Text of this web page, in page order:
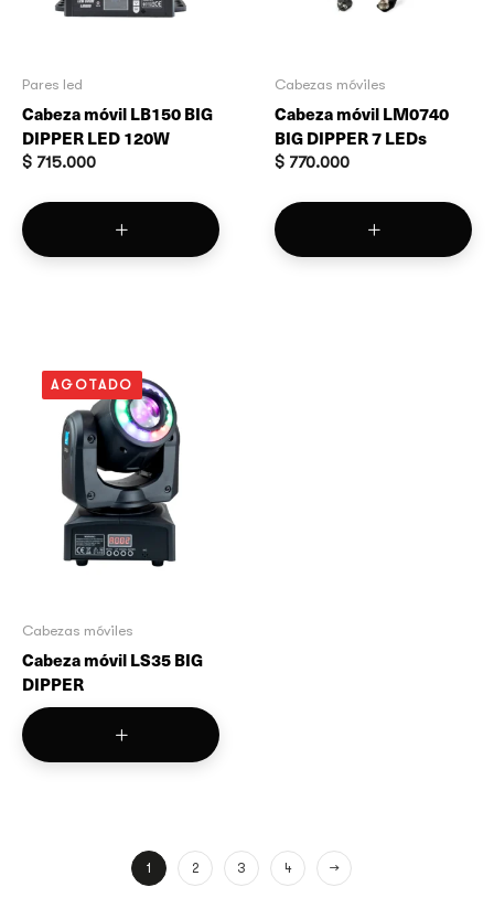
Pares led
Cabeza móvil LB150 BIG
DIPPER LED 120W
$ 715.000
Cabezas móviles
Cabeza móvil LM0740
BIG DIPPER 7 LEDs
$ 770.000
AGOTADO
Cabezas móviles
Cabeza móvil LS35 BIG
DIPPER
1 2 3 4 →